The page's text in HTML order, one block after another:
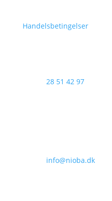
Handelsbetingelser
28 51 42 97
info@nioba.dk